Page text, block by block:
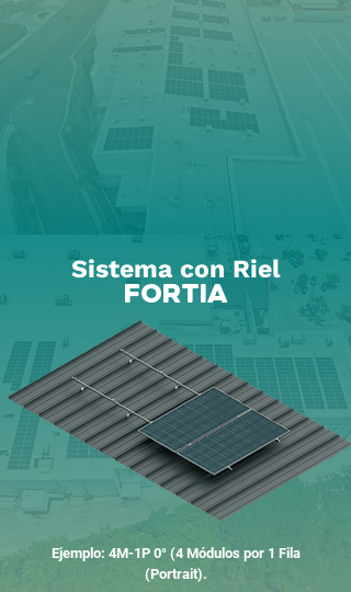
Sistema con Riel
FORTIA
Ejemplo: 4M-1P 0° (4 Módulos por 1 Fila
(Portrait).